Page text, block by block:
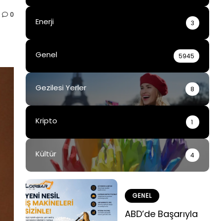
0
Enerji 3
Genel 5945
Gezilesi Yerler 8
Kripto 1
Kültür 4
GENEL
ABD’de Başarıyla